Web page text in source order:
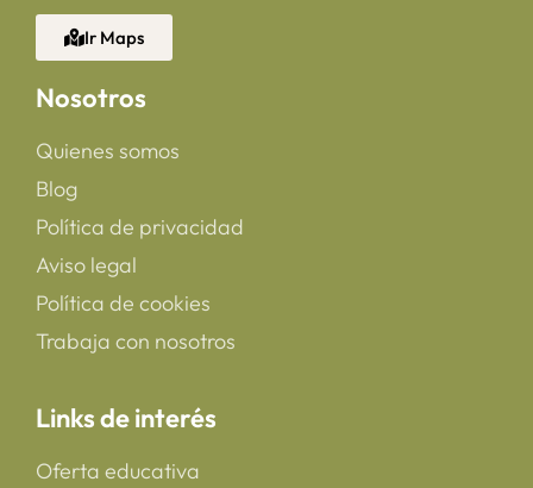
Ir Maps
Nosotros
Quienes somos
Blog
Política de privacidad
Aviso legal
Política de cookies
Trabaja con nosotros
Links de interés
Oferta educativa